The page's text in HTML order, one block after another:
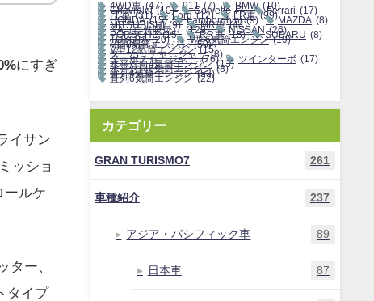
にすぎ
イサン
ッショ
ールケ
ター、
タイプ
4WD車 (47) 911 (7) BMW (10)
Chevrolet (10) Corvette (7) Ferrari (17)
FF車 (31) Ford (12) FR車 (99)
HONDA (15) Lamborghini (9) MAZDA (8)
MITSUBISHI (9) MR車 (44)
NA（自然吸気） (129) NISSAN (26)
PORSCHE (15) RR車 (15) SUBARU (8)
TOYOTA (20) V型6気筒エンジン (19)
V型8気筒エンジン (50)
V型12気筒エンジン (15)
スーパーチャージャー (8)
ターボチャージャー (76) ツインターボ (17)
水平対向4気筒エンジン (13)
水平対向6気筒エンジン (8)
直列4気筒エンジン (53)
直列6気筒エンジン (22)
カテゴリー
GRAN TURISMO7 261
車種紹介 237
アジア・パシフィック車 89
日本車 87